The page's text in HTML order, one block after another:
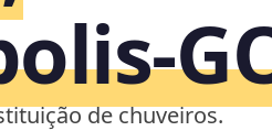
de chuveiros.